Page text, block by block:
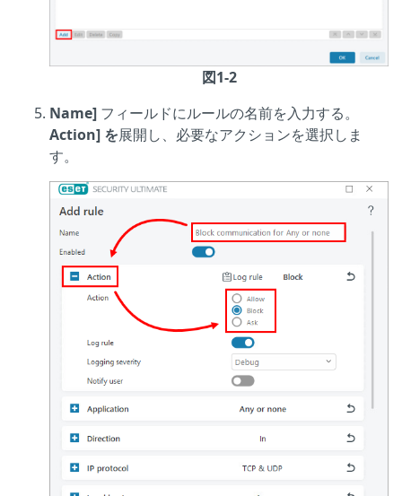
図1-2
Name] フィールドにルールの名前を入力する。
Action] を展開し、必要なアクションを選択しま
す。